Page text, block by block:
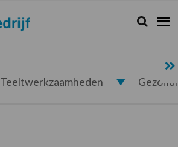
Zoeken...
Zoek
Teeltwerkzaamheden